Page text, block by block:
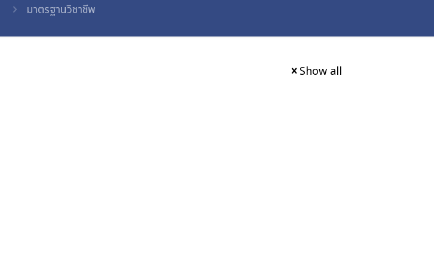
มาตรฐานวิชาชีพ
Show all